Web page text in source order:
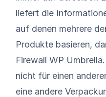
liefert die
auf denen mehrere
Produkte basieren,
Firewall WP
nicht für einen
eine andere